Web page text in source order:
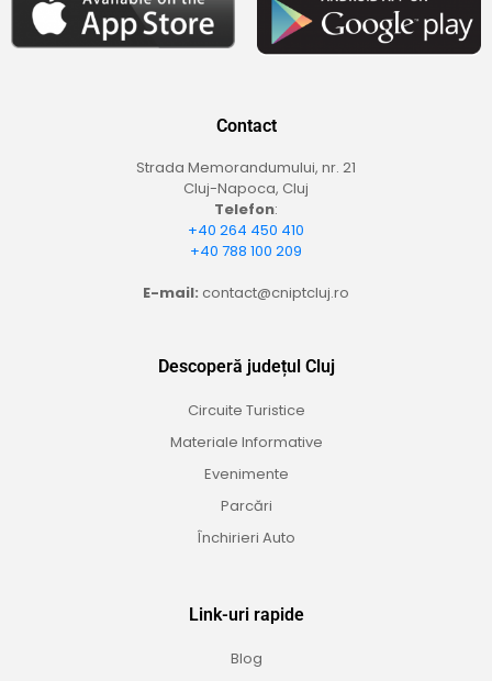
Contact
Strada Memorandumului, nr. 21
Cluj-Napoca, Cluj
Telefon:
+40 264 450 410
+40 788 100 209
E-mail: contact@cniptcluj.ro
Descoperă județul Cluj
Circuite Turistice
Materiale Informative
Evenimente
Parcări
Închirieri Auto
Link-uri rapide
Blog